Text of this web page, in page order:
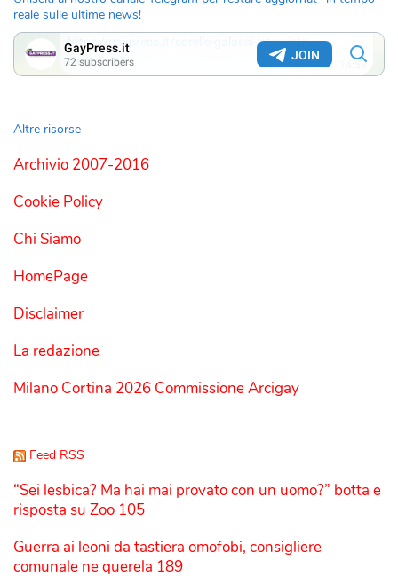
reale sulle ultime news!
Altre risorse
Archivio 2007-2016
Cookie Policy
Chi Siamo
HomePage
Disclaimer
La redazione
Milano Cortina 2026 Commissione Arcigay
Feed RSS
“Sei lesbica? Ma hai mai provato con un uomo?” botta e
risposta su Zoo 105
Guerra ai leoni da tastiera omofobi, consigliere
comunale ne querela 189